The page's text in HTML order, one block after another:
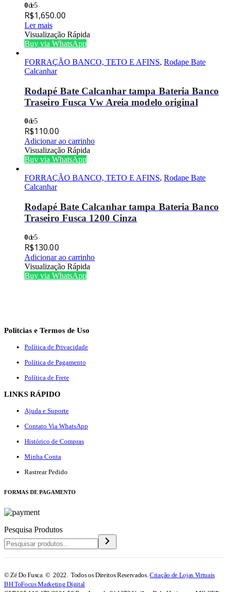
0de 5
R$1,650.00
Ler mais
Visualização Rápida
Buy via WhatsApp
FORRAÇÃO BANCO, TETO E AFINS, Rodape Bate
Calcanhar
Rodapé Bate Calcanhar tampa Bateria Banco
Traseiro Fusca Vw Areia modelo original
0de 5
R$110.00
Adicionar ao carrinho
Visualização Rápida
Buy via WhatsApp
FORRAÇÃO BANCO, TETO E AFINS, Rodape Bate
Calcanhar
Rodapé Bate Calcanhar tampa Bateria Banco
Traseiro Fusca 1200 Cinza
0de 5
R$130.00
Adicionar ao carrinho
Visualização Rápida
Buy via WhatsApp
Politcias e Termos de Uso
Política de Privacidade
Política de Pagamento
Política de Frete
LINKS RÁPIDO
Ajuda e Suporte
Contato Via WhatsApp
Histórico de Compras
Minha Conta
Rastrear Pedido
FORMAS DE PAGAMENTO
Pesquisa Produtos
© Zé Do Fusca © 2022. Todos os Direitos Reservados.Criação de Lojas Virtuais
BH ToFocus Marketing Digital